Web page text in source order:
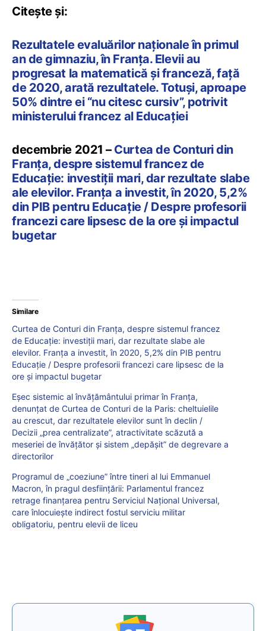
Citește și:
Rezultatele evaluărilor naționale în primul
an de gimnaziu, în Franța. Elevii au
progresat la matematică și franceză, față
de 2020, arată rezultatele. Totuși, aproape
50% dintre ei “nu citesc cursiv”, potrivit
ministerului francez al Educației
decembrie 2021 – Curtea de Conturi din
Franța, despre sistemul francez de
Educație: investiții mari, dar rezultate slabe
ale elevilor. Franța a investit, în 2020, 5,2%
din PIB pentru Educație / Despre profesorii
francezi care lipsesc de la ore și impactul
bugetar
Similare
Curtea de Conturi din Franța, despre sistemul francez
de Educație: investiții mari, dar rezultate slabe ale
elevilor. Franța a investit, în 2020, 5,2% din PIB pentru
Educație / Despre profesorii francezi care lipsesc de la
ore și impactul bugetar
Eșec sistemic al învățământului primar în Franța,
denunțat de Curtea de Conturi de la Paris: cheltuielile
au crescut, dar rezultatele elevilor sunt în declin /
Decizii „prea centralizate”, atractivitate scăzută a
meseriei de învățător și sistem „depășit” de degrevare a
directorilor
Programul de „coeziune” între tineri al lui Emmanuel
Macron, în pragul desființării: Parlamentul francez
retrage finanțarea pentru Serviciul Național Universal,
care înlocuiește indirect fostul serviciu militar
obligatoriu, pentru elevii de liceu